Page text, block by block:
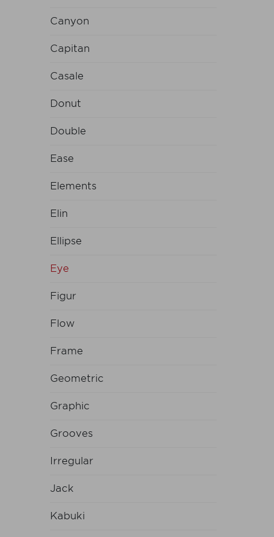
Canyon
Capitan
Casale
Donut
Double
Ease
Elements
Elin
Ellipse
Eye
Figur
Flow
Frame
Geometric
Graphic
Grooves
Irregular
Jack
Kabuki